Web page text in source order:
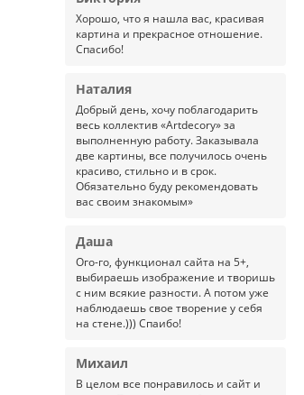
Хорошо, что я нашла вас, красивая
картина и прекрасное отношение.
Спасибо!
Наталия
Добрый день, хочу поблагодарить
весь коллектив «Artdecory» за
выполненную работу. Заказывала
две картины, все получилось очень
красиво, стильно и в срок.
Обязательно буду рекомендовать
вас своим знакомым»
Даша
Ого-го, функционал сайта на 5+,
выбираешь изображение и творишь
с ним всякие разности. А потом уже
наблюдаешь свое творение у себя
на стене.))) Спаибо!
Михаил
В целом все понравилось и сайт и